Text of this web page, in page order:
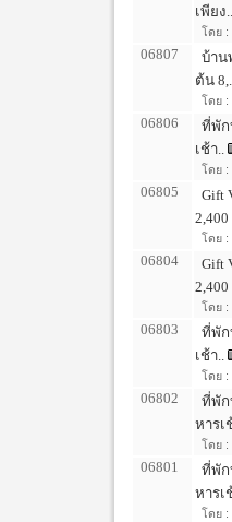
เพียง..
โดย :
06807
บ้าน
ต้น
โดย :
06806
ที่พัก
เช้า..
โดย :
06805
Gift
2,400
โดย :
06804
Gift
2,400
โดย :
06803
ที่พัก
เช้า..
โดย :
06802
ที่พัก
หารเ
โดย :
06801
ที่พัก
หารเ
โดย :